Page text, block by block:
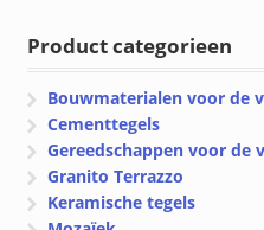
Product categorieen
Bouwmaterialen voor de
Cementtegels
Gereedschappen voor de
Granito Terrazzo
Keramische tegels